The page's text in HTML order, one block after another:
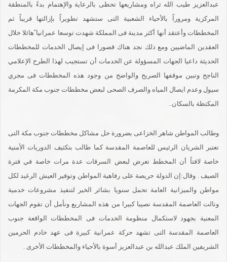
عبدالعزيز طيب الله ثراه ومشاريعها تحظى بالرعاية والإهتمام بدءً بالمنطقة
المركزية ومروراً بالأحياء الشعبية التى ستشهد تطويراً بإزالتها قريباً ثم
المخططات وأعتقد أنها أكثر مدينة فى المملكة شهدت توسعا عمرانيا ًهائلا خلال
العقدين الماضيين ومع ذلك نجد هناك قصورا فى إيصال الخدمات للمخططات
الحديثة داعيا الجهات المسؤولة عن الخدمات أن تستجيب لهذا الطرح الإعلامي
الناجح وتبين موقفها الصريح والواضح من وجود هذه المخططات فى مجري
سيول وعدم ايصال المياه والصرف الصحى لبعض مخططات جنوب مكة المكرمة
المكتظة بالسكان..
وطالب المواطن شاهر الخزاعى بضرورة حل مشاكل مخططات جنوب مكة التى
تعتبر الشريان الرئيس للعاصمة المقدسة كما طالب بتكثيف الدوريات الأمنية
خاصة لافتاً أن المخطط تعرض لبعض السرقات عدة مرات خاصة في فترة
الصيف . وقال:إن الدولة حريصة على رفاهية المواطن وتوفير العيش الرغيد لكل
مواطن والميزانية العامة تحمل سنويا بشائر الخير لتنفيذ مشروعات خدمية
ونالت العاصمة المقدسة نصيبا كبيرا من هذه المشاريع ونأمل أن تقوم الجهات
المعنية بجهود لاستكمال منظومة الخدمات فى المخططات الواقعة جنوب
العاصمة المقدسة التى تشهد حركة عمرانية كبيرة فى عهد خادم الحرمين
الشريفين الملك عبدالله بن عبدالعزيز أسوة بالأحياء والمخططات الأخرى .